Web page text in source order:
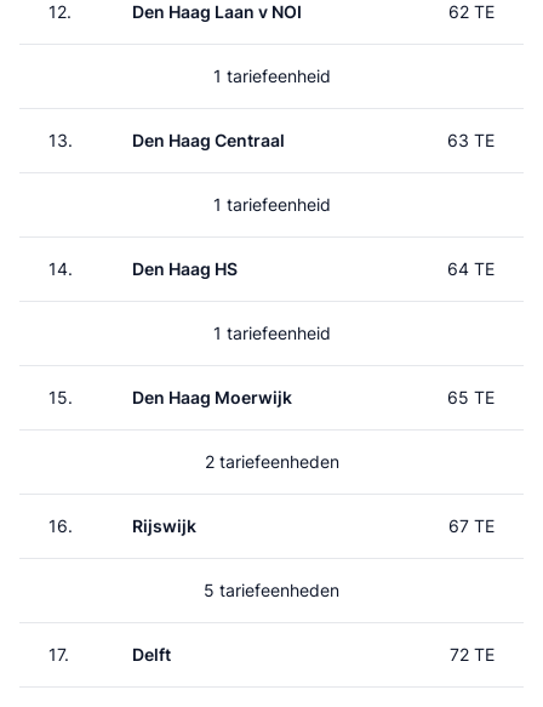
12. Den Haag Laan v NOI 62 TE
1 tariefeenheid
13. Den Haag Centraal 63 TE
1 tariefeenheid
14. Den Haag HS 64 TE
1 tariefeenheid
15. Den Haag Moerwijk 65 TE
2 tariefeenheden
16. Rijswijk 67 TE
5 tariefeenheden
17. Delft 72 TE